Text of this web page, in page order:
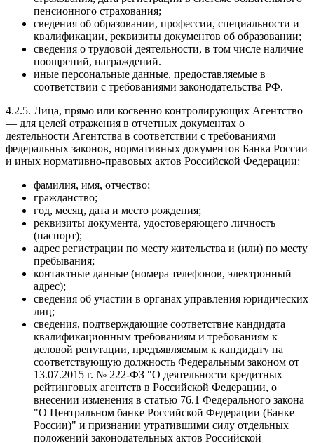
пенсионного страхования;
сведения об образовании, профессии, специальности и
квалификации, реквизиты документов об образовании;
сведения о трудовой деятельности, в том числе наличие
поощрений, награждений.
иные персональные данные, предоставляемые в
соответствии с требованиями законодательства РФ.
4.2.5. Лица, прямо или косвенно контролирующих Агентство
— для целей отражения в отчетных документах о
деятельности Агентства в соответствии с требованиями
федеральных законов, нормативных документов Банка России
и иных нормативно-правовых актов Российской Федерации:
фамилия, имя, отчество;
гражданство;
год, месяц, дата и место рождения;
реквизиты документа, удостоверяющего личность
(паспорт);
адрес регистрации по месту жительства и (или) по месту
пребывания;
контактные данные (номера телефонов, электронный
адрес);
сведения об участии в органах управления юридических
лиц;
сведения, подтверждающие соответствие кандидата
квалификационным требованиям и требованиям к
деловой репутации, предъявляемым к кандидату на
соответствующую должность Федеральным законом от
13.07.2015 г. № 222-ФЗ "О деятельности кредитных
рейтинговых агентств в Российской Федерации, о
внесении изменения в статью 76.1 Федерального закона
"О Центральном банке Российской Федерации (Банке
России)" и признании утратившими силу отдельных
положений законодательных актов Российской